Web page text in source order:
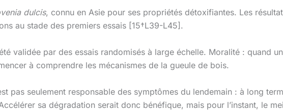
dulcis, connu en Asie pour ses propriétés détoxifiantes. Les
au stade des premiers essais [15†L39-L45].
validée par des essais randomisés à large échelle. Moralité : quand
à comprendre les mécanismes de la gueule de bois.
pas seulement responsable des symptômes du lendemain : à long
sa dégradation serait donc bénéfique, mais pour l’instant, le